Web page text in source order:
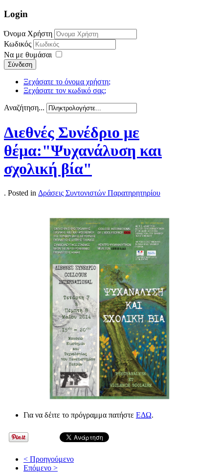
Login
Όνομα Χρήστη
Κωδικός
Να με θυμάσαι
Σύνδεση
Ξεχάσατε το όνομα χρήστη;
Ξεχάσατε τον κωδικό σας;
Αναζήτηση...
Διεθνές Συνέδριο με
θέμα:"Ψυχανάλυση και
σχολική βία"
. Posted in Δράσεις Συντονιστών Παρατηρητηρίου
Για να δέιτε το πρόγραμμα πατήστε ΕΔΩ.
< Προηγούμενο
Επόμενο >